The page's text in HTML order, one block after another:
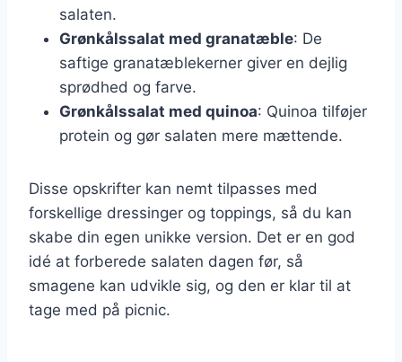
salaten.
Grønkålssalat med granatæble: De
saftige granatæblekerner giver en dejlig
sprødhed og farve.
Grønkålssalat med quinoa: Quinoa tilføjer
protein og gør salaten mere mættende.
Disse opskrifter kan nemt tilpasses med
forskellige dressinger og toppings, så du kan
skabe din egen unikke version. Det er en god
idé at forberede salaten dagen før, så
smagene kan udvikle sig, og den er klar til at
tage med på picnic.